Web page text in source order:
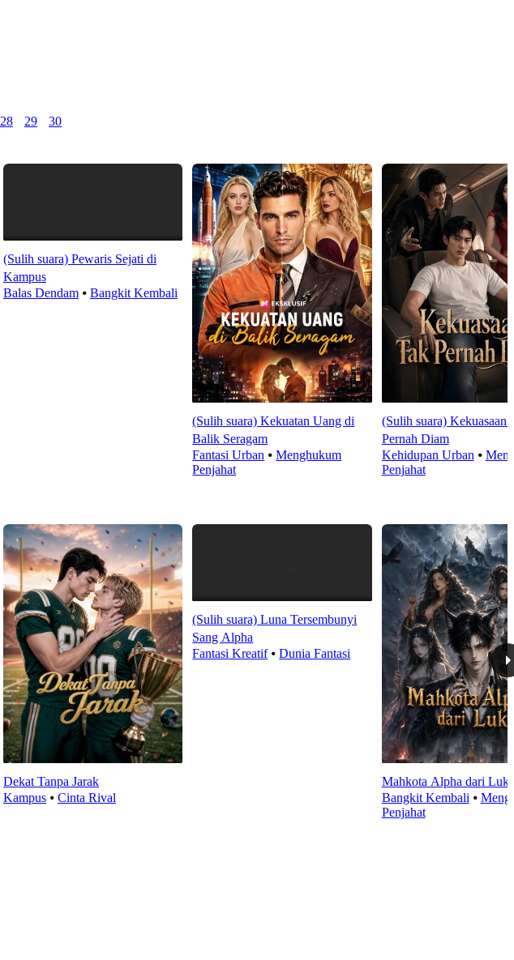
28 29
30
(Sulih suara) Pewaris Sejati di
Kampus
Balas Dendam⦁ Bangkit Kembali
(Sulih suara) Kekuatan Uang di
Balik Seragam
Fantasi Urban ⦁Menghukum
Penjahat
(Sulih suara) Kekuasaan
Pernah Diam
Kehidupan Urban ⦁
Penjahat
Dekat Tanpa Jarak
Kampus⦁ Cinta Rival
(Sulih suara) Luna Tersembunyi
Sang Alpha
Fantasi Kreatif⦁Dunia Fantasi
Mahkota Alpha dari Luka
Bangkit Kembali ⦁
Penjahat